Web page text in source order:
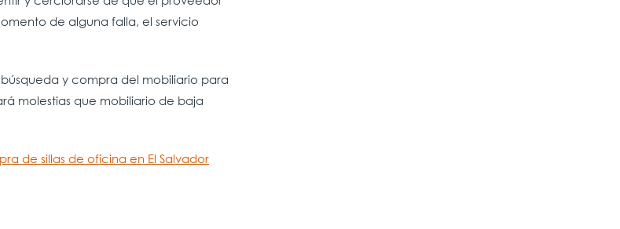
de alguna falla, el servicio
y compra del mobiliario para
molestias que mobiliario de baja
de sillas de oficina en El Salvador